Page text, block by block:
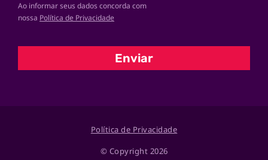
Ao informar seus dados concorda com
nossa Política de Privacidade
Enviar
Política de Privacidade
© Copyright 2026